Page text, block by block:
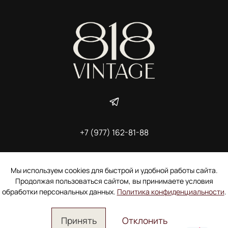
+7 (977) 162-81-88
Пользовательское соглашение
Электронное согласие покупателя на рассылку
Согласие на обработку персональных данных
Мы используем cookies для быстрой и удобной работы сайта.
Продолжая пользоваться сайтом, вы принимаете условия
обработки персональных данных. Политика конфиденциальности.
Принять Отклонить